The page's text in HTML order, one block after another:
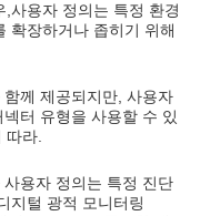
사용자 정의는 특정 환경
확장하거나 좁히기 위해
께 제공되지만, 사용자
터 유형을 사용할 수 있
라.
용자 정의는 특정 진단
지털 광적 모니터링